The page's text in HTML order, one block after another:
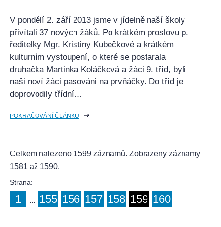
V pondělí 2. září 2013 jsme v jídelně naší školy
přivítali 37 nových žáků. Po krátkém proslovu p.
ředitelky Mgr. Kristiny Kubečkové a krátkém
kulturním vystoupení, o které se postarala
druhačka Martinka Koláčková a žáci 9. tříd, byli
naši noví žáci pasováni na prvňáčky. Do tříd je
doprovodily třídní…
POKRAČOVÁNÍ ČLÁNKU
Celkem nalezeno 1599 záznamů. Zobrazeny záznamy
1581 až 1590.
Strana:
1 … 155 156 157 158 159 160